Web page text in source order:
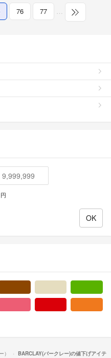
76 77 …
円
チカラー
）
BARCLAY(バークレー)の値下げアイテ